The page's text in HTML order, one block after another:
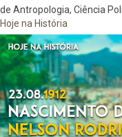
de Antropologia, Ciência
Hoje na História